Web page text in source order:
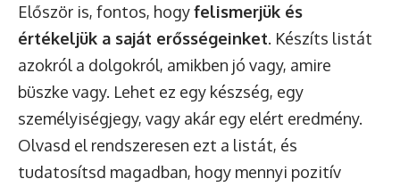
Először is, fontos, hogyfelismerjük és
értékeljük a saját erősségeinket. Készíts listát
azokról a dolgokról, amikben jó vagy, amire
büszke vagy. Lehet ez egy készség, egy
személyiségjegy, vagy akár egy elért eredmény.
Olvasd el rendszeresen ezt a listát, és
tudatosítsd magadban, hogy mennyi pozitív